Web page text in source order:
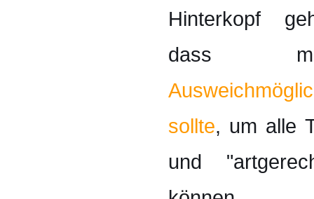
Hinterkopf
dass
sollte, um alle
und